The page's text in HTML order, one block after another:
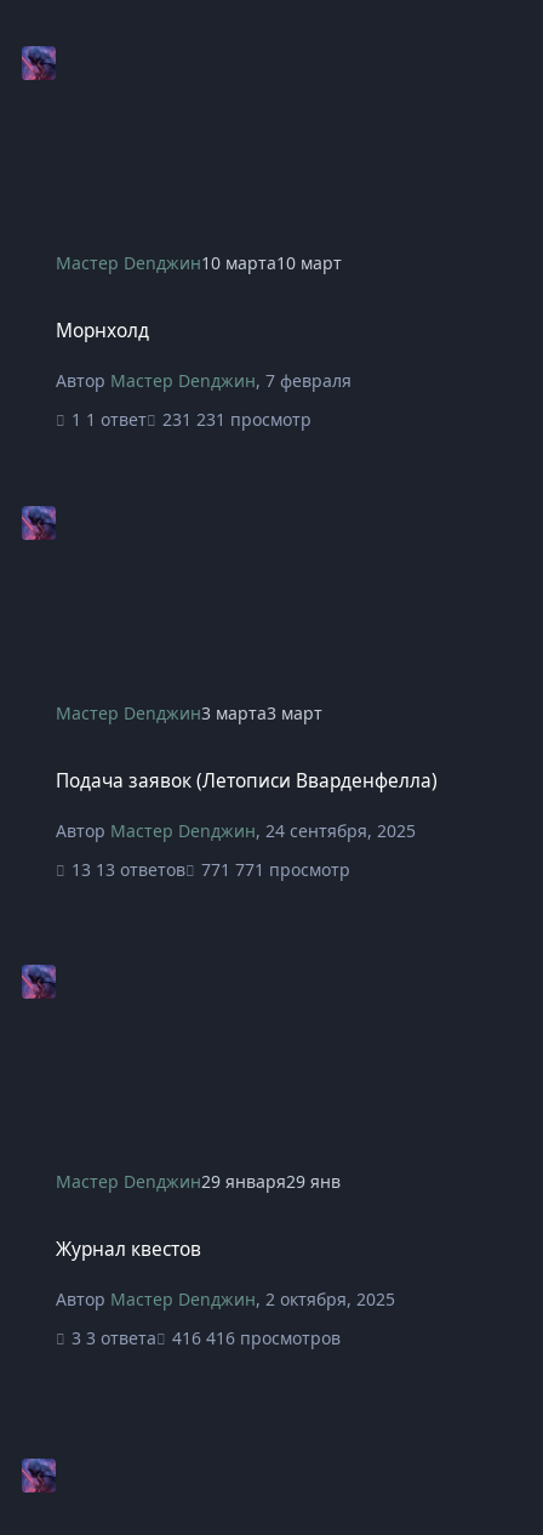
Мастер Denджин10 марта10 март
Морнхолд
Автор Мастер Denджин,7 февраля
1 ответ
231 просмотр
Мастер Denджин3 марта3 март
Подача заявок (Летописи Вварденфелла)
Автор Мастер Denджин,24 сентября, 2025
13 ответов
771 просмотр
Мастер Denджин29 января29 янв
Журнал квестов
Автор Мастер Denджин,2 октября, 2025
3 ответа
416 просмотров